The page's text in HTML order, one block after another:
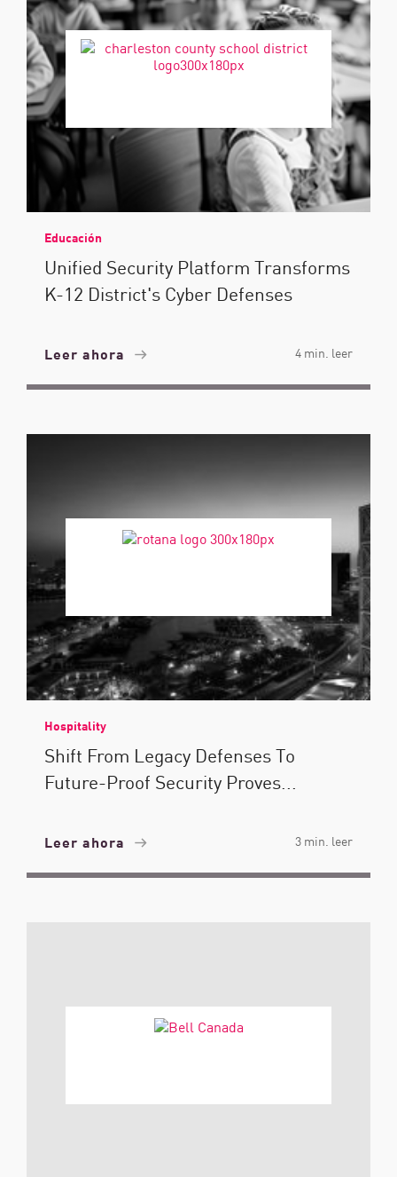
Educación
Unified Security Platform Transforms
K-12 District's Cyber Defenses
Leer ahora 4 min. leer
Hospitality
Shift From Legacy Defenses To
Future-Proof Security Proves...
Leer ahora 3 min. leer